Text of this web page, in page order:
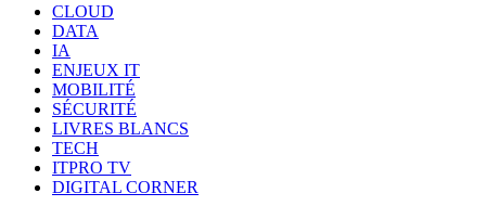
CLOUD
DATA
IA
ENJEUX IT
MOBILITÉ
SÉCURITÉ
LIVRES BLANCS
TECH
ITPRO TV
DIGITAL CORNER